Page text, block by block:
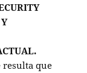
resulta que